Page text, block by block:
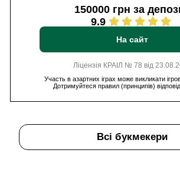
150000 грн за
9.9
На сайт
Ліцензія КРАІЛ № 78 від
Участь в азартних іграх може викликати
Дотримуйтеся правил (принципів)
Всі букмекери